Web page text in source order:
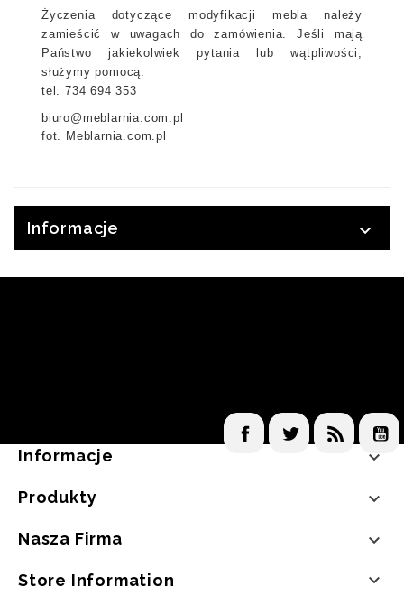
Życzenia dotyczące modyfikacji mebla należy
zamieścić w uwagach do zamówienia. Jeśli mają
Państwo jakiekolwiek pytania lub wątpliwości,
służymy pomocą:
tel. 734 694 353
biuro@meblarnia.com.pl
fot. Meblarnia.com.pl
Informacje 
FacebookTwitterRss
Informacje 
Produkty 
Nasza Firma 
Store Information 